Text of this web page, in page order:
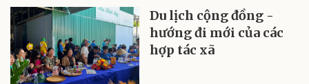
Du lịch cộng đồng -
hướng đi mới của các
hợp tác xã